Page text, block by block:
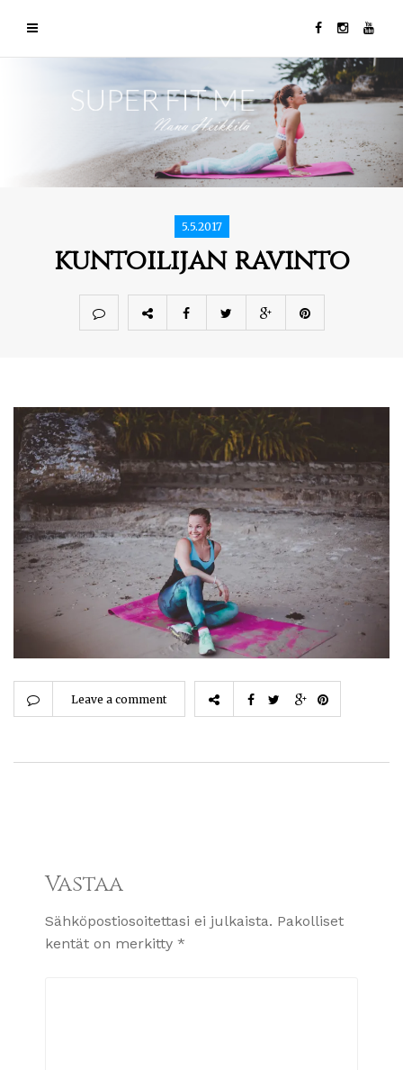
5.5.2017
kuntoilijan ravinto
Leave a comment
Vastaa
Sähköpostiosoitettasi ei julkaista. Pakolliset
kentät on merkitty *